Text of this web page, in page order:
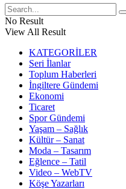
No Result
View All Result
KATEGORİLER
Seri İlanlar
Toplum Haberleri
İngiltere Gündemi
Ekonomi
Ticaret
Spor Gündemi
Yaşam – Sağlık
Kültür – Sanat
Moda – Tasarım
Eğlence – Tatil
Video – WebTV
Köşe Yazarları